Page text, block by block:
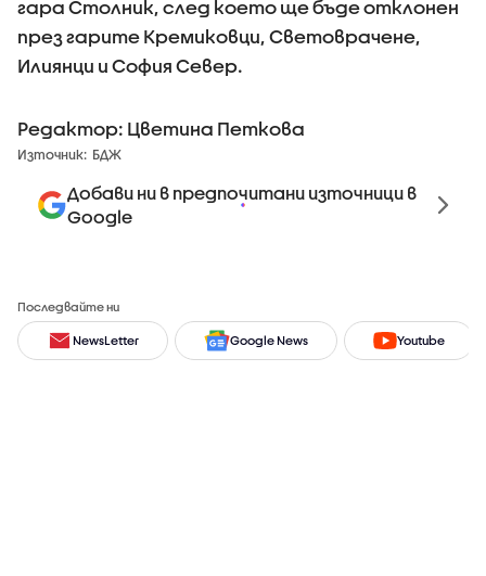
гара Столник, след което ще бъде отклонен
през гарите Кремиковци, Световрачене,
Илиянци и София Север.
Редактор: Цветина Петкова
Източник: БДЖ
Добави ни в предпочитани източници в
Google
Последвайте ни
NewsLetter Google News Youtube